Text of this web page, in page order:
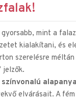
mint a
kialakítani, és
szerelésre
jelzők.
elvárásait. A